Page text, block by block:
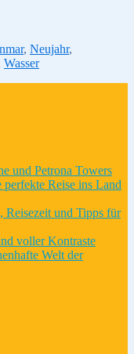
, Neujahr,
Wasser
und Petrona Towers
Reise ins Land
Reisezeit und Tipps für
voller Kontraste
Welt der